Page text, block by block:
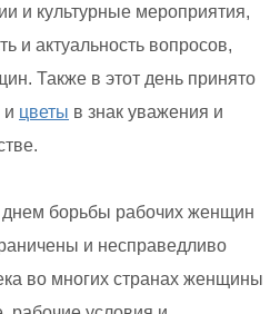
и культурные мероприятия,
и актуальность вопросов,
Также в этот день принято
и цветы в знак уважения и
днем борьбы рабочих женщин
и несправедливо
во многих странах женщины